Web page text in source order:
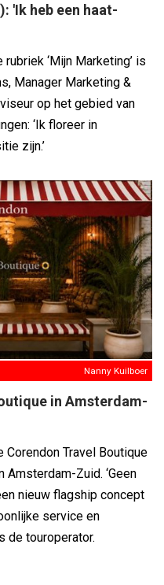
'Ik heb een haat-
‘Mijn Marketing’ is
Manager Marketing &
op het gebied van
‘Ik floreer in
zijn.’
Nanny Kuilboer
in Amsterdam-
Travel Boutique
Amsterdam-Zuid. ‘Geen
nieuw flagship concept
service en
de touroperator.